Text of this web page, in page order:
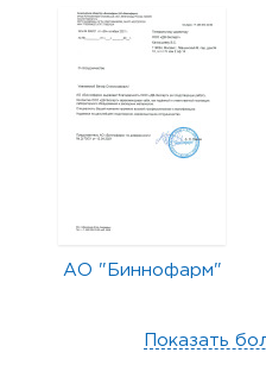
АО "Биннофарм"
Показать